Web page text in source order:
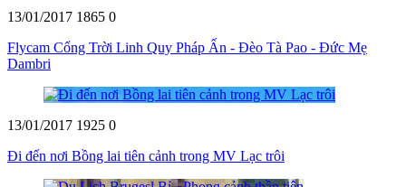
13/01/2017 1865 0
Flycam Cổng Trời Linh Quy Pháp Ấn - Đèo Tà Pao - Đức Mẹ
Dambri
13/01/2017 1925 0
Đi đến nơi Bồng lai tiên cảnh trong MV Lạc trôi